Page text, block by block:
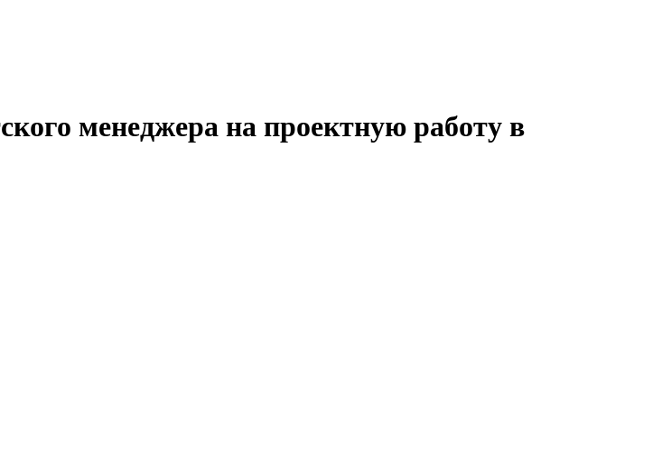
менеджера на проектную работу в